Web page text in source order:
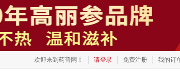
欢迎来到药普网！ 请登录 免费注册 我的订